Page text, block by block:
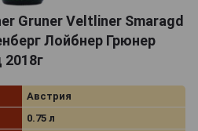
Gruner Veltliner Smaragd
Лойбнер Грюнер
Австрия
0.75 л